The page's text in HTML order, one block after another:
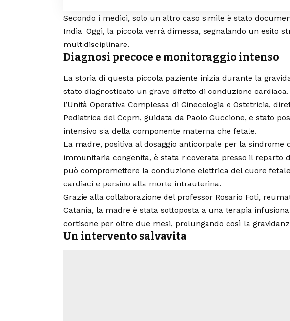
Secondo i medici, solo un altro caso simile è stato
India. Oggi, la piccola verrà dimessa, segnalando un esito
multidisciplinare.
Diagnosi precoce e monitoraggio intenso
La storia di questa piccola paziente inizia durante la
stato diagnosticato un grave difetto di conduzione
l’Unità Operativa Complessa di Ginecologia e Ostetricia,
Pediatrica del Ccpm, guidata da Paolo Guccione, è stato
intensivo sia della componente materna che fetale.
La madre, positiva al dosaggio anticorpale per la sindrome
immunitaria congenita, è stata ricoverata presso il reparto
può compromettere la conduzione elettrica del cuore
cardiaci e persino alla morte intrauterina.
Grazie alla collaborazione del professor Rosario Foti,
Catania, la madre è stata sottoposta a una terapia
cortisone per oltre due mesi, prolungando così la
Un intervento salvavita